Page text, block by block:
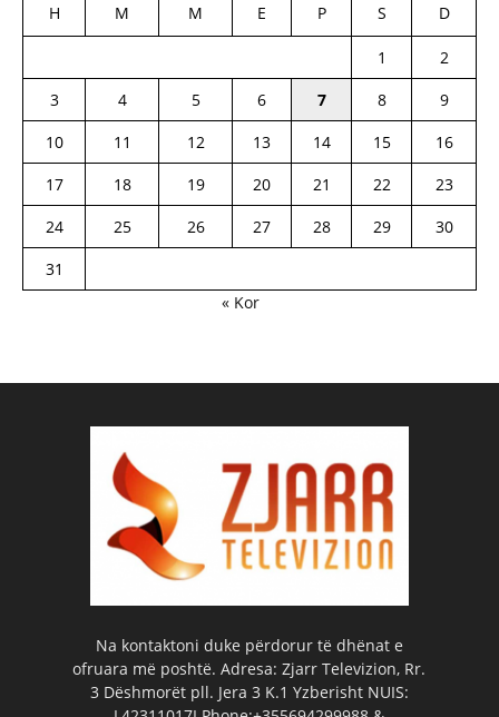
H M M E P S D
1
2
3
4 5 6 7 8
9
10
11 12 13 14 15
16
17
18 19 20 21 22
23
24
25 26 27 28 29
30
31
« Kor
Na kontaktoni duke përdorur të dhënat e
ofruara më poshtë. Adresa: Zjarr Televizion, Rr.
3 Dëshmorët pll. Jera 3 K.1 Yzberisht NUIS: